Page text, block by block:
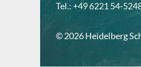
Tel.: +49 6221 54-
© 2026 Heidelberg